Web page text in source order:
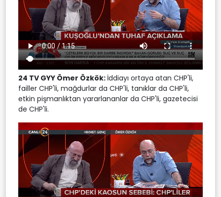
24 TV GYY Ömer Özkök: İddiayı ortaya atan CHP'li,
failler CHP'li, mağdurlar da CHP'li, tanıklar da CHP'li,
etkin pişmanlıktan yararlananlar da CHP'li, gazetecisi
de CHP'li.